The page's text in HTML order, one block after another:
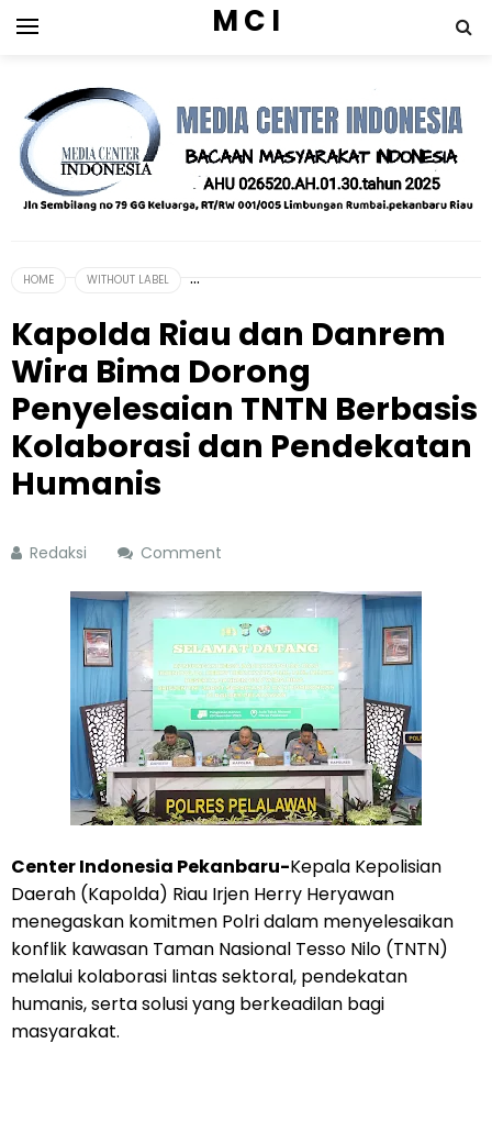
M C I
HOME WITHOUT LABEL
Kapolda Riau dan Danrem
Wira Bima Dorong
Penyelesaian TNTN Berbasis
Kolaborasi dan Pendekatan
Humanis
Redaksi Comment
Center Indonesia Pekanbaru-Kepala Kepolisian
Daerah (Kapolda) Riau Irjen Herry Heryawan
menegaskan komitmen Polri dalam menyelesaikan
konflik kawasan Taman Nasional Tesso Nilo (TNTN)
melalui kolaborasi lintas sektoral, pendekatan
humanis, serta solusi yang berkeadilan bagi
masyarakat.